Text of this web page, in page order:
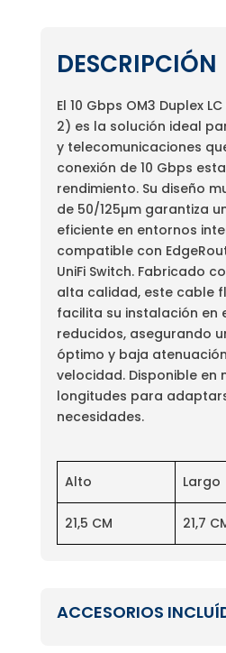
DESCRIPCIÓN
El 10 Gbps OM3 Duplex
2) es la solución ideal
y telecomunicaciones
conexión de 10 Gbps
rendimiento. Su diseño
de 50/125µm garantiza
eficiente en entornos
compatible con
UniFi Switch. Fabricado
alta calidad, este cable
facilita su instalación en
reducidos, asegurando
óptimo y baja
velocidad. Disponible en
longitudes para
necesidades.
Alto Largo
21,5 CM 21,7
ACCESORIOS